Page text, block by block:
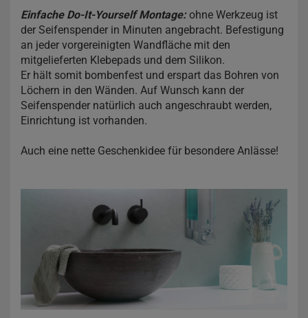
Einfache Do-It-Yourself Montage:ohne Werkzeug ist
der Seifenspender in Minuten angebracht. Befestigung
an jeder vorgereinigten Wandfläche mit den
mitgelieferten Klebepads und dem Silikon.
Er hält somit bombenfest und erspart das Bohren von
Löchern in den Wänden. Auf Wunsch kann der
Seifenspender natürlich auch angeschraubt werden,
Einrichtung ist vorhanden.
Auch eine nette Geschenkidee für besondere Anlässe!